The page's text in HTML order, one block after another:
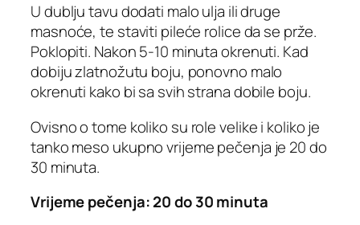
U dublju tavu dodati malo ulja ili druge
masnoće, te staviti pileće rolice da se prže.
Poklopiti. Nakon 5-10 minuta okrenuti. Kad
dobiju zlatnožutu boju, ponovno malo
okrenuti kako bi sa svih strana dobile boju.
Ovisno o tome koliko su role velike i koliko je
tanko meso ukupno vrijeme pečenja je 20 do
30 minuta.
Vrijeme pečenja: 20 do 30 minuta